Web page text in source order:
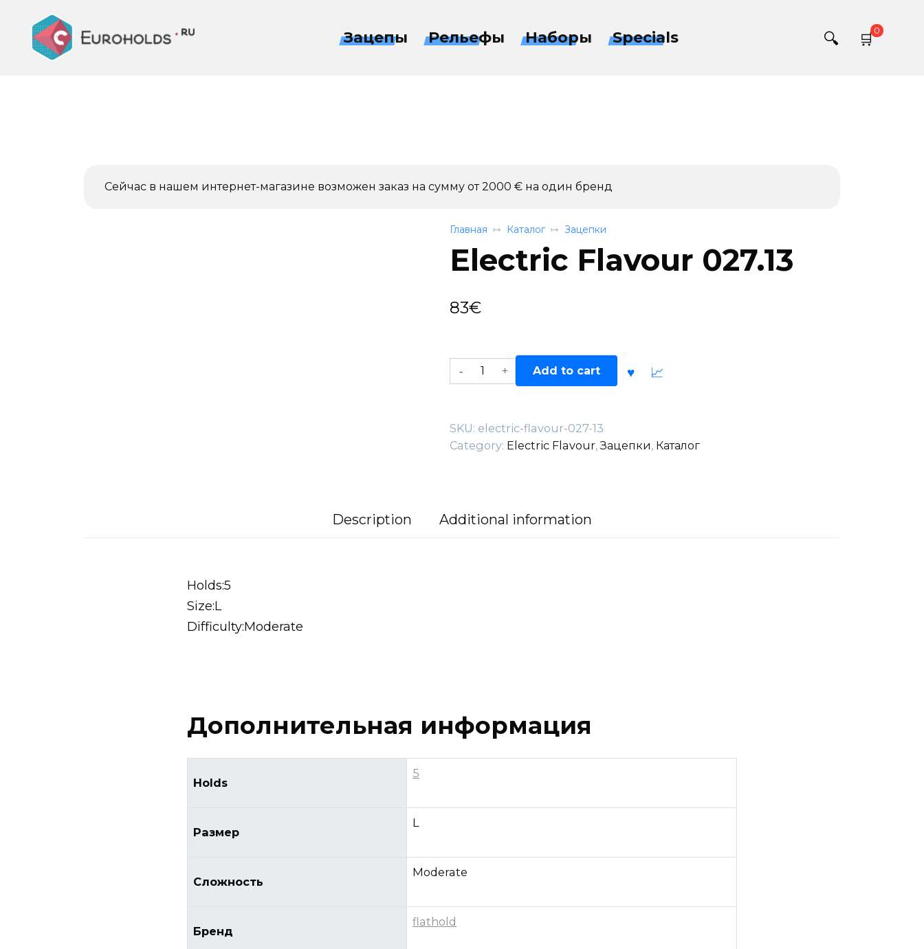
содержанию
Зацепы Рельефы Наборы Specials 0
Сейчас в нашем интернет-магазине возможен заказ на сумму от 2000 € на один бренд
Главная Каталог Зацепки
Electric Flavour 027.13
83€
Electric
Flavour
Add to cart
SKU: electric-flavour-027-13
Category: Electric Flavour,Зацепки, Каталог
Description Additional information
Holds:5
Size:L
Difficulty:Moderate
Дополнительная информация
Holds
5
Размер
L
Сложность
Moderate
Бренд
flathold